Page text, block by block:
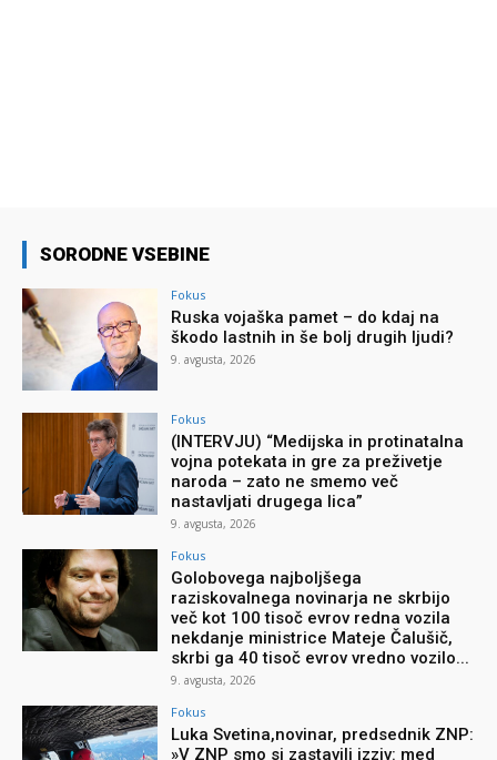
SORODNE VSEBINE
Fokus
Ruska vojaška pamet – do kdaj na
škodo lastnih in še bolj drugih ljudi?
9. avgusta, 2026
Fokus
(INTERVJU) “Medijska in protinatalna
vojna potekata in gre za preživetje
naroda – zato ne smemo več
nastavljati drugega lica”
9. avgusta, 2026
Fokus
Golobovega najboljšega
raziskovalnega novinarja ne skrbijo
več kot 100 tisoč evrov redna vozila
nekdanje ministrice Mateje Čalušič,
skrbi ga 40 tisoč evrov vredno vozilo...
9. avgusta, 2026
Fokus
Luka Svetina,novinar, predsednik ZNP:
»V ZNP smo si zastavili izziv: med